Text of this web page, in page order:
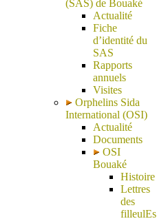
(SAS) de Bouaké
Actualité
Fiche
d’identité du
SAS
Rapports
annuels
Visites
Orphelins Sida
International (OSI)
Actualité
Documents
OSI
Bouaké
Histoire
Lettres
des
filleulEs